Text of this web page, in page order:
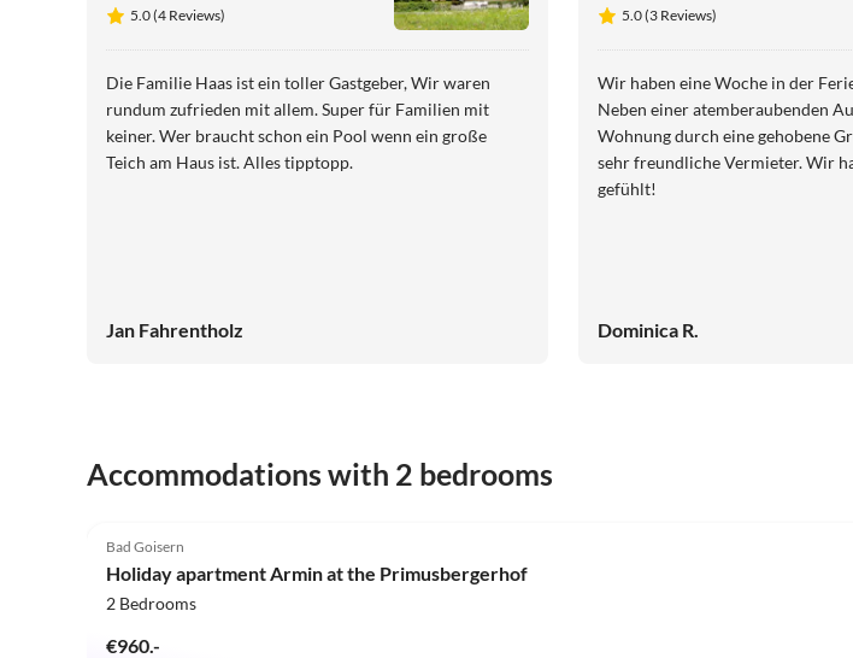
5.0 (4 Reviews)
Die Familie Haas ist ein toller Gastgeber, Wir waren
rundum zufrieden mit allem. Super für Familien mit
keiner. Wer braucht schon ein Pool wenn ein große
Teich am Haus ist. Alles tipptopp.
Jan Fahrentholz
5.0 (3 Reviews)
Wir haben eine Woche in der
Neben einer atemberaubenden
Wohnung durch eine gehobene
sehr freundliche Vermieter. Wir
gefühlt!
Dominica R.
Accommodations with 2 bedrooms
Bad Goisern
Holiday apartment Armin at the Primusbergerhof
2 Bedrooms
€960.-